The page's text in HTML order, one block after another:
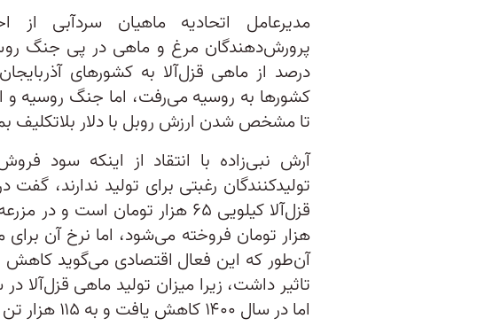
مدیرعامل اتحادیه ماهیان سردآبی از
درصد از ماهی قزل‌آلا به کشورهای
کشورها به روسیه می‌رفت، اما جنگ روسیه و
تا مشخص شدن ارزش روبل با دلار بلاتکلیف
آرش نبی‌زاده با انتقاد از اینکه سود
تولیدکنندگان رغبتی برای تولید ندارند،
هزار تومان فروخته می‌شود، اما نرخ آن
آن‌طور که این فعال اقتصادی می‌گوید کاهش
اما در سال ۱۴۰۰ کاهش یافت و به ۱۱۵ هزار تن رسید.